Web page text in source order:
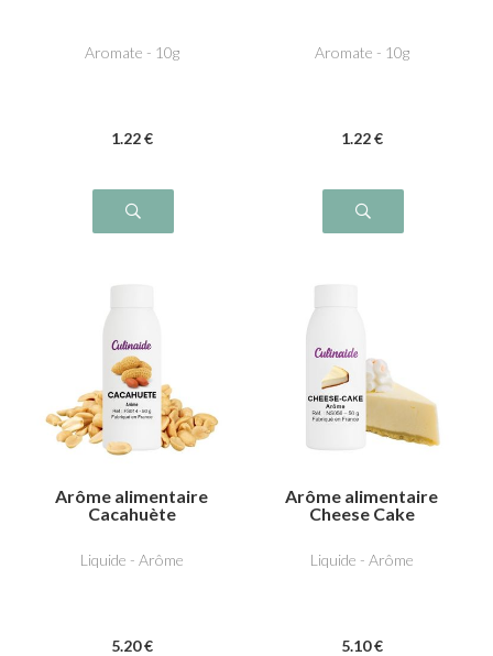
Aromate - 10g
1.22 €
Aromate - 10g
1.22 €
Arôme alimentaire
Cacahuète
Liquide - Arôme
5.20 €
Arôme alimentaire
Cheese Cake
Liquide - Arôme
5.10 €